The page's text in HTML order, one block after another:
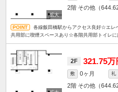
2階 その他（
各線飯田橋駅からアクセス良好☆エレ
共用部に喫煙スペースあり☆各階共用部トイレ
2F 321.75万
敷 0ヶ月 礼
2階 その他（